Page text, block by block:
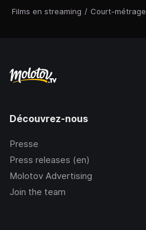
Films en streaming / Court-métrage
Découvrez-nous
Presse
Press releases (en)
Molotov Advertising
Join the team